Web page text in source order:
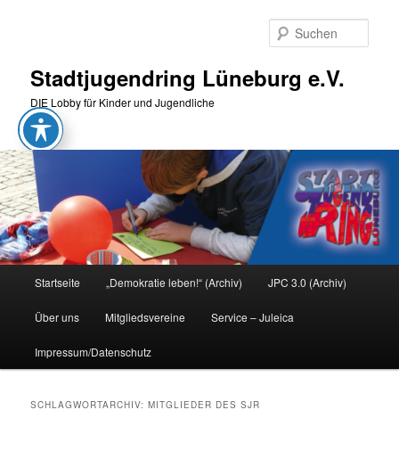
Stadtjugendring Lüneburg e.V.
DIE Lobby für Kinder und Jugendliche
Startseite „Demokratie leben!“ (Archiv) JPC 3.0 (Archiv)
Über uns Mitgliedsvereine Service – Juleica
Impressum/Datenschutz
SCHLAGWORTARCHIV:MITGLIEDER DES SJR